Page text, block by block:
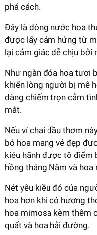
phá cách.
Đây là dòng nước hoa
được lấy cảm hứng từ
lại cảm giác dễ chịu bởi
Như ngàn đóa hoa tươi
khiến lòng người bị mê
dàng chiếm trọn cảm
mắt.
Nếu ví chai dầu thơm
bó hoa mang vẻ đẹp
kiêu hãnh được tô điểm
hồng tháng Năm và hoa
Nét yêu kiều đó của
hoa hơn khi có hương
hoa mimosa kèm thêm
quất và hoa hải đường.